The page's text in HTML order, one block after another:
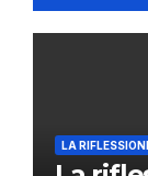
LA